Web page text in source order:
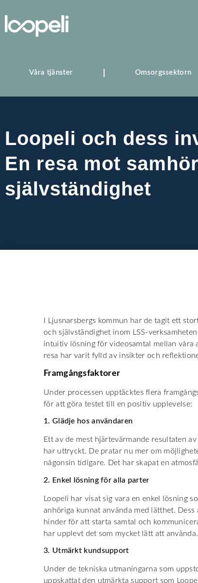
Våra tjänster Omsorgssektorn
Loopeli och dess
En resa mot
självständighet
I Ljusnarsbergs kommun har de tagit ett
och självständighet inom LSS-
intuitiv lösning för videosamtal mellan våra
resa har varit fylld av insikter och
Framgångsfaktorer
Under processen upptäcktes flera
för att göra testet till en positiv upplevelse:
1. Glädje hos användaren
Ett av de mest hjärtevärmande resultaten
har uttryckt. De pratar nu mer om
någonsin tidigare. Det har skapat en
2. Enkel lösning för alla parter
Loopeli har visat sig vara en enkel lösning
anhöriga kunnat använda med lätthet.
hinder för att starta samtal och
har upplevt det som mycket lätt att använda.
3. Utmärkt kundsupport
Under de tekniska utmaningarna som
uppskattat den utmärkta support som